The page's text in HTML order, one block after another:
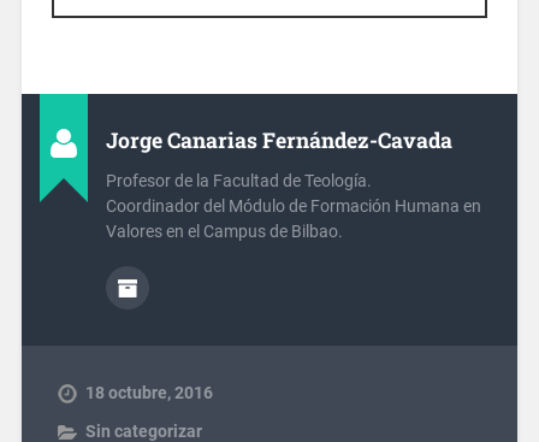
Jorge Canarias Fernández-Cavada
Profesor de la Facultad de Teología.
Coordinador del Módulo de Formación Humana en
Valores en el Campus de Bilbao.
18 octubre, 2016
Sin categorizar